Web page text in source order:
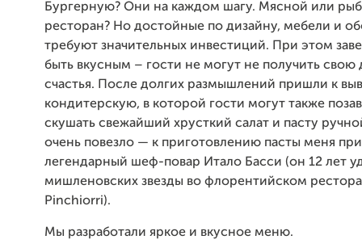
Бургерную? Они на каждом шагу. Мясной или
ресторан? Но достойные по дизайну, мебели и
требуют значительных инвестиций. При этом
быть вкусным – гости не могут не получить свою
счастья. После долгих размышлений пришли к
кондитерскую, в которой гости могут также
скушать свежайший хрусткий салат и пасту
очень повезло — к приготовлению пасты меня
легендарный шеф-повар Итало Басси (он 12 лет
мишленовских звезды во флорентийском
Pinchiorri).
Мы разработали яркое и вкусное меню.